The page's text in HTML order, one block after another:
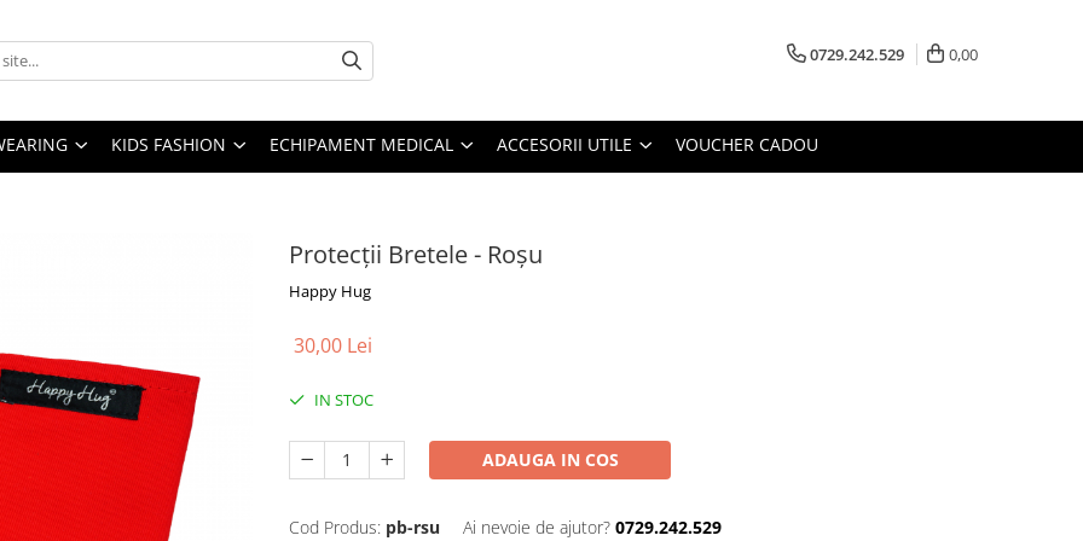
0729.242.529 0,00
KIDS FASHION ECHIPAMENT MEDICAL ACCESORII UTILE VOUCHER CADOU
Protecții Bretele - Roșu
Happy Hug
30,00 Lei
IN STOC
ADAUGA IN COS
Cod Produs: pb-rsu Ai nevoie de ajutor? 0729.242.529